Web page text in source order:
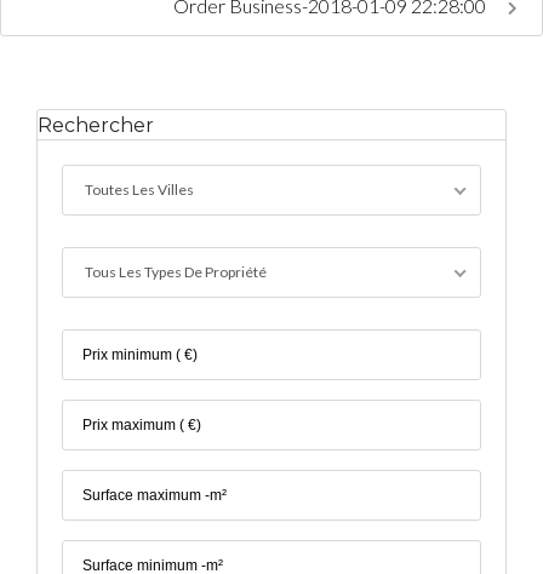
Order Business-2018-01-09 22:28:00
Rechercher
Toutes Les Villes
Tous Les Types De Propriété